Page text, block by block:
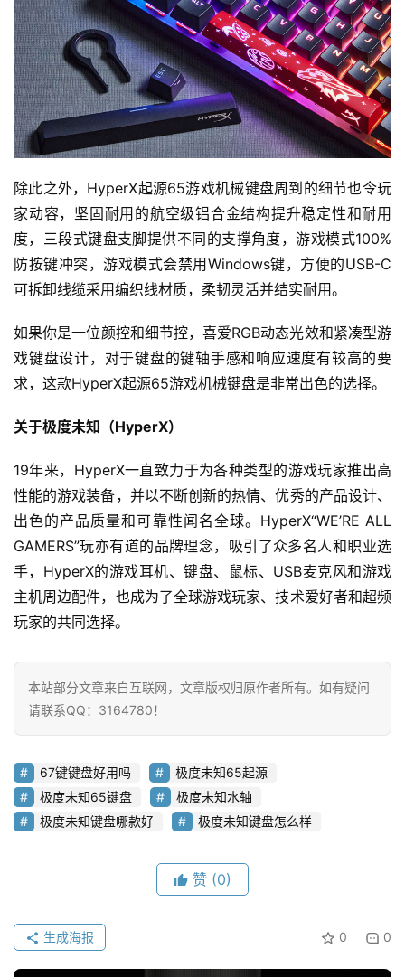
除此之外，HyperX起源65游戏机械键盘周到的细节也令玩
家动容，坚固耐用的航空级铝合金结构提升稳定性和耐用
度，三段式键盘支脚提供不同的支撑角度，游戏模式100%
防按键冲突，游戏模式会禁用Windows键，方便的USB-C
可拆卸线缆采用编织线材质，柔韧灵活并结实耐用。
如果你是一位颜控和细节控，喜爱RGB动态光效和紧凑型游
戏键盘设计，对于键盘的键轴手感和响应速度有较高的要
求，这款HyperX起源65游戏机械键盘是非常出色的选择。
关于极度未知（HyperX）
19年来，HyperX一直致力于为各种类型的游戏玩家推出高
性能的游戏装备，并以不断创新的热情、优秀的产品设计、
出色的产品质量和可靠性闻名全球。HyperX“WE’RE ALL
GAMERS”玩亦有道的品牌理念，吸引了众多名人和职业选
手，HyperX的游戏耳机、键盘、鼠标、USB麦克风和游戏
主机周边配件，也成为了全球游戏玩家、技术爱好者和超频
玩家的共同选择。
本站部分文章来自互联网，文章版权归原作者所有。如有疑问
请联系QQ：3164780！
67键键盘好用吗
极度未知65起源
极度未知65键盘
极度未知水轴
极度未知键盘哪款好
极度未知键盘怎么样
赞 (0)
0 0
生成海报